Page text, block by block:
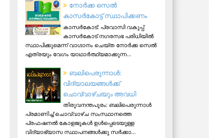
നോര്‍ക്ക സെല്‍
കാസര്‍കോട്ട് സ്ഥാപിക്കണം
കാസര്‍കോട്: പ്രവാസി വകുപ്പ്
കാസര്‍കോട് നഗരസഭ പരിധിയില്‍
സ്ഥാപിക്കുമെന്ന് വാഗ്ദാനം ചെയ്ത നോര്‍ക്ക സെല്‍
എത്രയും വേഗം യാഥാര്‍ത്ഥ്യമാക്കുന്ന...
ബലിപെരുന്നാള്‍:
വിദ്യാലയങ്ങള്‍ക്ക്
ചൊവ്വാഴ്ചയും അവധി
തിരുവനന്തപുരം: ബലിപെരുന്നാള്‍
പ്രമാണിച്ച് ചൊവ്വാഴ്ച സംസ്ഥാനത്തെ
പ്രഫഷനല്‍ കോളജുകള്‍ ഉള്‍പ്പെടെയുള്ള
വിദ്യാഭ്യാസ സ്ഥാപനങ്ങള്‍ക്കു സര്‍ക്കാ...